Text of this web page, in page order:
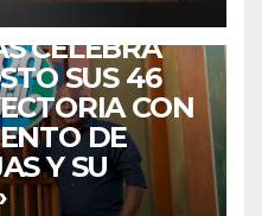
CELEBRA
SUS 46
CON
DE
Y SU